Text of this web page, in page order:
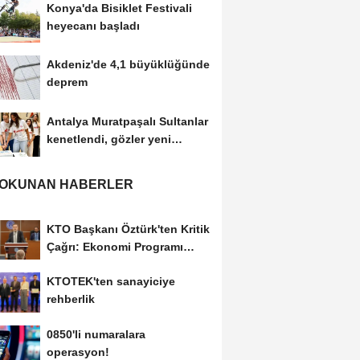
Konya'da Bisiklet Festivali
heyecanı başladı
Akdeniz'de 4,1 büyüklüğünde
deprem
Antalya Muratpaşalı Sultanlar
kenetlendi, gözler yeni
HABERLER
KTO Başkanı Öztürk'ten Kritik
Çağrı: Ekonomi Programı
KTOTEK'ten sanayiciye
rehberlik
0850'li numaralara
operasyon!